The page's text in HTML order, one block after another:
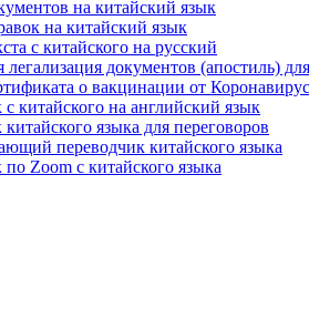
на китайский язык
на китайский язык
с китайского на русский
легализация документов (апостиль)
о вакцинации от
китайского на английский язык
языка для переговоров
переводчик китайского языка
Zoom с китайского языка